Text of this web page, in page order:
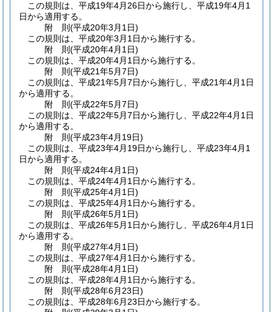
この規則は、平成19年4月26日から施行し、平成19年4月1
日から適用する。
附 則(平成20年3月1日)
この規則は、平成20年3月1日から施行する。
附 則(平成20年4月1日)
この規則は、平成20年4月1日から施行する。
附 則(平成21年5月7日)
この規則は、平成21年5月7日から施行し、平成21年4月1日
から適用する。
附 則(平成22年5月7日)
この規則は、平成22年5月7日から施行し、平成22年4月1日
から適用する。
附 則(平成23年4月19日)
この規則は、平成23年4月19日から施行し、平成23年4月1
日から適用する。
附 則(平成24年4月1日)
この規則は、平成24年4月1日から施行する。
附 則(平成25年4月1日)
この規則は、平成25年4月1日から施行する。
附 則(平成26年5月1日)
この規則は、平成26年5月1日から施行し、平成26年4月1日
から適用する。
附 則(平成27年4月1日)
この規則は、平成27年4月1日から施行する。
附 則(平成28年4月1日)
この規則は、平成28年4月1日から施行する。
附 則(平成28年6月23日)
この規則は、平成28年6月23日から施行する。